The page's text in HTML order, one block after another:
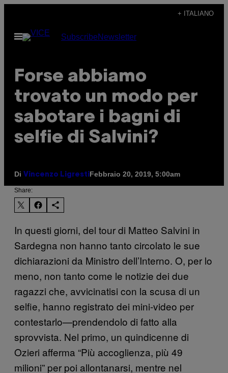
contenuto
+ ITALIANO
Apri
SubscribeNewsletter
Forse abbiamo
trovato un modo per
sabotare i bagni di
selfie di Salvini?
Di Vincenzo LigrestiFebbraio 20, 2019, 5:00am
Share:
In questi giorni, del tour di Matteo Salvini in
Sardegna non hanno tanto circolato le sue
dichiarazioni da Ministro dell’Interno. O, per lo
meno, non tanto come le notizie dei due
ragazzi che, avvicinatisi con la scusa di un
selfie, hanno registrato dei mini-video per
contestarlo—prendendolo di fatto alla
sprovvista. Nel primo, un quindicenne di
Ozieri afferma “Più accoglienza, più 49
milioni” per poi allontanarsi, mentre nel